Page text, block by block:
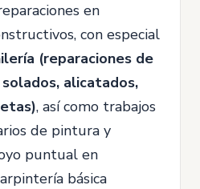
en
con especial
(reparaciones de
alicatados,
, así como trabajos
de pintura y
puntual en
básica